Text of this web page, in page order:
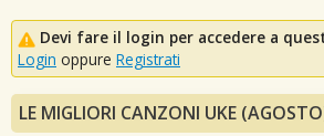
Devi fare il login per accedere a
Login oppure Registrati
LE MIGLIORI CANZONI UKE